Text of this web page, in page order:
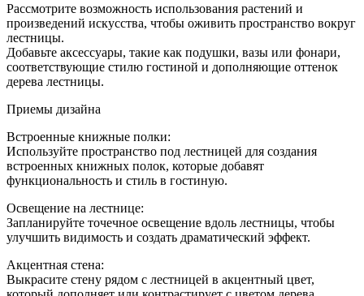
Рассмотрите возможность использования растений и
произведений искусства, чтобы оживить пространство вокруг
лестницы.
Добавьте аксессуары, такие как подушки, вазы или фонари,
соответствующие стилю гостиной и дополняющие оттенок
дерева лестницы.
Приемы дизайна
Встроенные книжные полки:
Используйте пространство под лестницей для создания
встроенных книжных полок, которые добавят
функциональность и стиль в гостиную.
Освещение на лестнице:
Запланируйте точечное освещение вдоль лестницы, чтобы
улучшить видимость и создать драматический эффект.
Акцентная стена:
Выкрасите стену рядом с лестницей в акцентный цвет,